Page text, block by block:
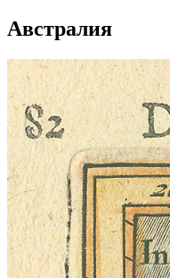
Австралия